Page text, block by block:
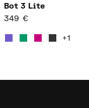
Bot 3 Lite
349 €
+1